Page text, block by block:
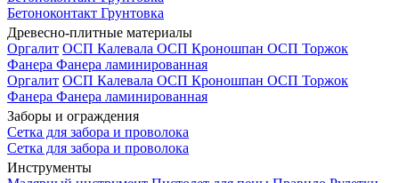
Бетоноконтакт Грунтовка
Древесно-плитные материалы
Оргалит ОСП Калевала ОСП Кроношпан ОСП Торжок
Фанера Фанера ламинированная
Оргалит ОСП Калевала ОСП Кроношпан ОСП Торжок
Фанера Фанера ламинированная
Заборы и ограждения
Сетка для забора и проволока
Сетка для забора и проволока
Инструменты